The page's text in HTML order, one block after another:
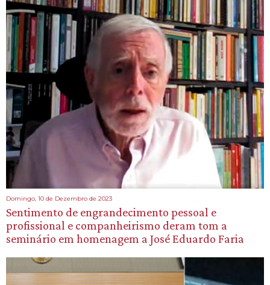
Domingo, 10 de Dezembro de 2023
Sentimento de engrandecimento pessoal e
profissional e companheirismo deram tom a
seminário em homenagem a José Eduardo Faria